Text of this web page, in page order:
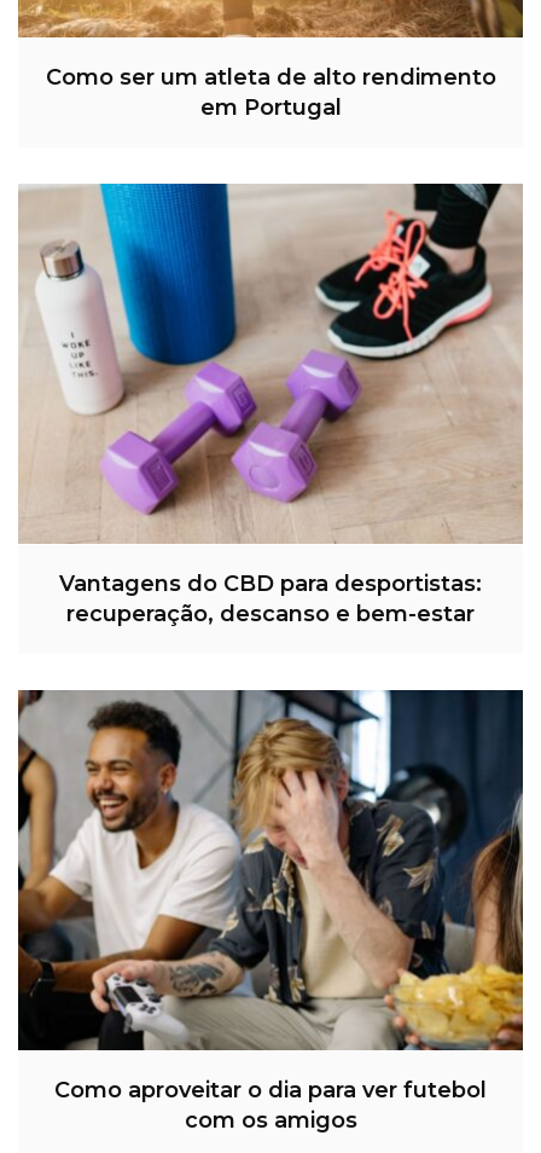
Como ser um atleta de alto rendimento
em Portugal
Vantagens do CBD para desportistas:
recuperação, descanso e bem-estar
Como aproveitar o dia para ver futebol
com os amigos